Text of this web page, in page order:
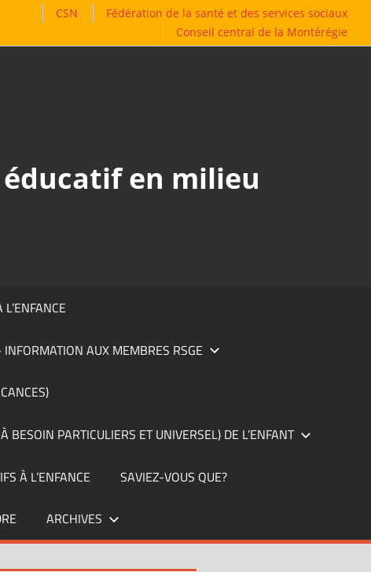
CSN
Fédération de la santé et des services sociaux
Conseil central de la Montérégie
éducatif en milieu
AUX MEMBRES RSGE
BESOIN PARTICULIERS ET UNIVERSEL) DE L’ENFANT
À L’ENFANCE SAVIEZ-VOUS QUE?
ARCHIVES